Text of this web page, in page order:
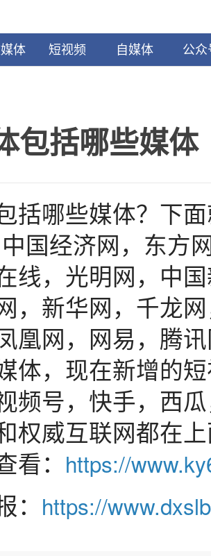
体 短视频 自媒体 公众
包括哪些媒体
括哪些媒体？下
国经济网，东方
线，光明网，中
，新华网，千龙
凰网，网易，腾
体，现在新增的
频号，快手，西
权威互联网都在
： https://
https://